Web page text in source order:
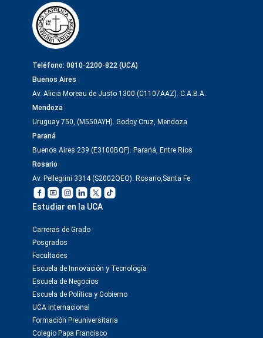
Teléfono: 0810-2200-822 (UCA)
Buenos Aires
Av. Alicia Moreau de Justo 1300 (C1107AAZ). C.A.B.A.
Mendoza
Uruguay 750, (M550AYH). Godoy Cruz, Mendoza
Paraná
Buenos Aires 239 (E3100BQF). Paraná, Entre Ríos
Rosario
Av. Pellegrini 3314 (S2002QEO). Rosario,Santa Fe
Estudiar en la UCA
Carreras de Grado
Posgrados
Facultades
Escuela de Innovación y Tecnología
Escuela de Negocios
Escuela de Política y Gobierno
UCA Internacional
Formación Preuniversitaria
Colegio Papa Francisco